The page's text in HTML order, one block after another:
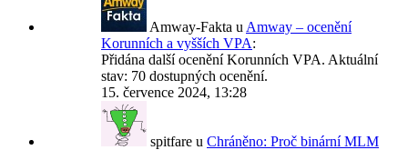
Amway-Fakta u Amway – ocenění
Korunních a vyšších VPA:
Přidána další ocenění Korunních VPA. Aktuální
stav: 70 dostupných ocenění.
15. července 2024, 13:28
spitfare u Chráněno: Proč binární MLM